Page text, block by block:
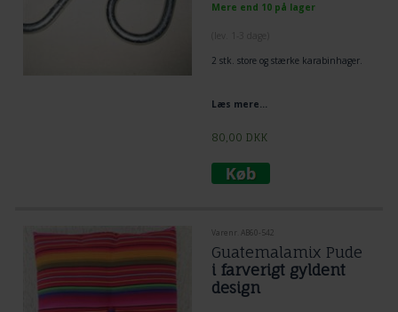
Mere end 10 på lager
2 stk. store og stærke karabinhager.
Læs mere...
80,00 DKK
Varenr. AB60-542
Guatemalamix Pude
i farverigt gyldent
design